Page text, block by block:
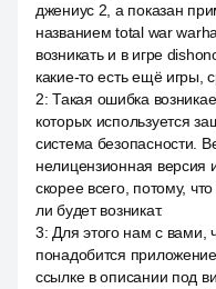
джениус 2, а показан
названием total war
возникать и в игре
какие-то есть ещё игры,
2:Такая ошибка
которых используется
система безопасности.
нелицензионная версия
скорее всего, потому,
ли будет возникат.
3: Для этого нам с вами,
понадобится
ссылке в описании под